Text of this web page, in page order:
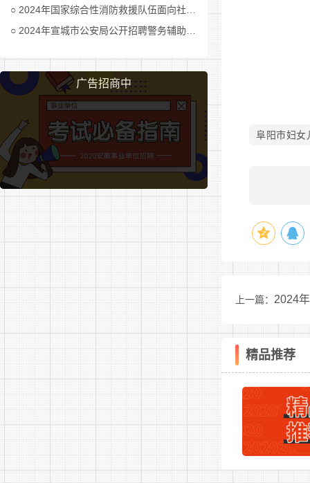
2024年国家综合性消防救援队伍面向社会招录消防员公告
2024年宣城市公安局公开招聘警务辅助人员公告
广告招商中
查的人员
1.学历
25周岁
35周
40周岁
45周岁
阜阳市妇女
上一篇： 2024
公告
精品推荐